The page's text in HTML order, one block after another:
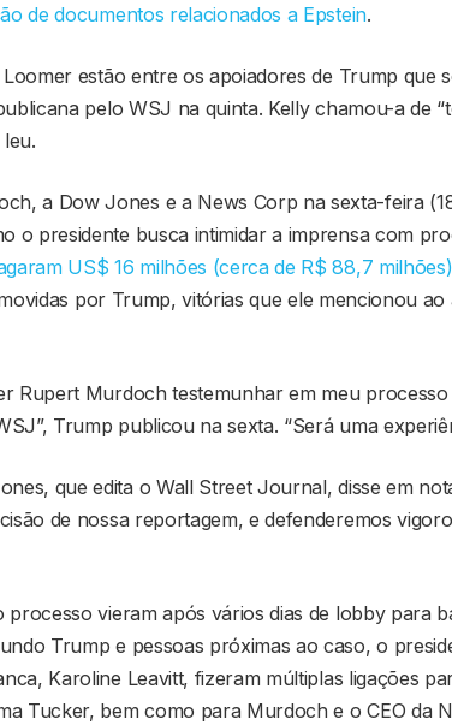
de documentos relacionados a Epstein.
estão entre os apoiadores de Trump que
pelo WSJ na quinta. Kelly chamou-a de
leu.
a Dow Jones e a News Corp na sexta-feira
o presidente busca intimidar a imprensa com
US$ 16 milhões (cerca de R$ 88,7
por Trump, vitórias que ele mencionou ao
Rupert Murdoch testemunhar em meu
Trump publicou na sexta. “Será uma
que edita o Wall Street Journal, disse em
de nossa reportagem, e defenderemos
processo vieram após vários dias de lobby para
Trump e pessoas próximas ao caso, o
Karoline Leavitt, fizeram múltiplas ligações
Tucker, bem como para Murdoch e o CEO da